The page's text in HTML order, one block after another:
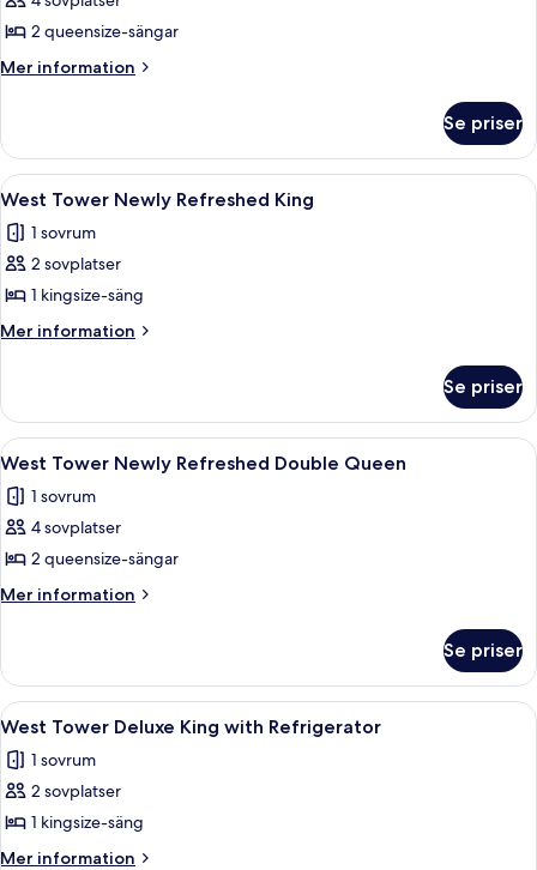
West
Tower/Dog
2 queensize-sängar
Mer information
Mer
Tower/Dog
Friendly
Queen
Se priser
Öppna
alla
foton
för
West
Tower
King
Ett hotellrum med en stor säng, två
3
West Tower Newly Refreshed King
1 sovrum
2 sovplatser
1 kingsize-säng
Mer information
Mer
Tower
Newly
Refreshed
Se priser
Öppna
alla
foton
för
West
Tower
Double
Queen
Ett hotellrum med två sängar, ett
4
West Tower Newly Refreshed Double Queen
1 sovrum
4 sovplatser
2 queensize-sängar
Mer information
Mer
Tower
Newly
Refreshed
Queen
Se priser
Öppna
alla
foton
för
West
Tower
Ett hotellrum med en stor säng, ett
3
West Tower Deluxe King with Refrigerator
1 sovrum
2 sovplatser
1 kingsize-säng
Mer information
Mer